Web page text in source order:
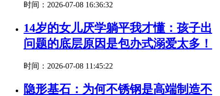
时间：2026-07-08 16:36:32
14岁的女儿厌学躺平我才懂：孩子出
问题的底层原因是包办式溺爱太多！
时间：2026-07-08 11:45:22
隐形基石：为何不锈钢是高端制造不